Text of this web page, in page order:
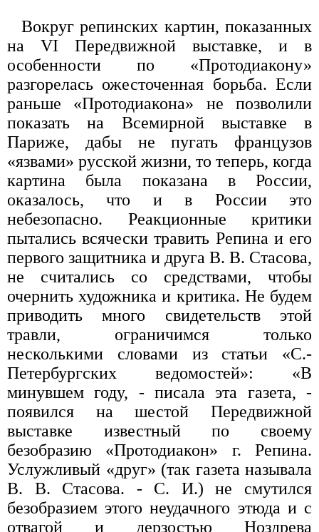
Вокруг репинских картин, показанных
на VI Передвижной выставке, и в
особенности по «Протодиакону»
разгорелась ожесточенная борьба. Если
раньше «Протодиакона» не позволили
показать на Всемирной выставке в
Париже, дабы не пугать французов
«язвами» русской жизни, то теперь, когда
картина была показана в России,
оказалось, что и в России это
небезопасно. Реакционные критики
пытались всячески травить Репина и его
первого защитника и друга В. В. Стасова,
не считались со средствами, чтобы
очернить художника и критика. Не будем
приводить много свидетельств этой
травли, ограничимся только
несколькими словами из статьи «С.-
Петербургских ведомостей»: «В
минувшем году, - писала эта газета, -
появился на шестой Передвижной
выставке известный по своему
безобразию «Протодиакон» г. Репина.
Услужливый «друг» (так газета называла
В. В. Стасова. - С. И.) не смутился
безобразием этого неудачного этюда и с
отвагой и дерзостью Ноздрева